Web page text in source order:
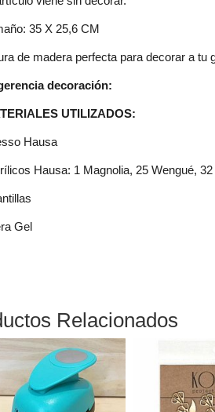
35 X 25,6 CM
de madera perfecta para decorar a tu
decoración:
UTILIZADOS:
Hausa
Hausa: 1 Magnolia, 25 Wengué,
Gel
Relacionados